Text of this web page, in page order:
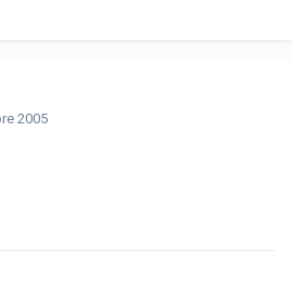
2005